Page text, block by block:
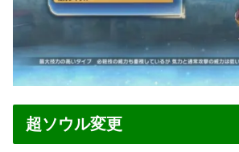
超ソウル変更